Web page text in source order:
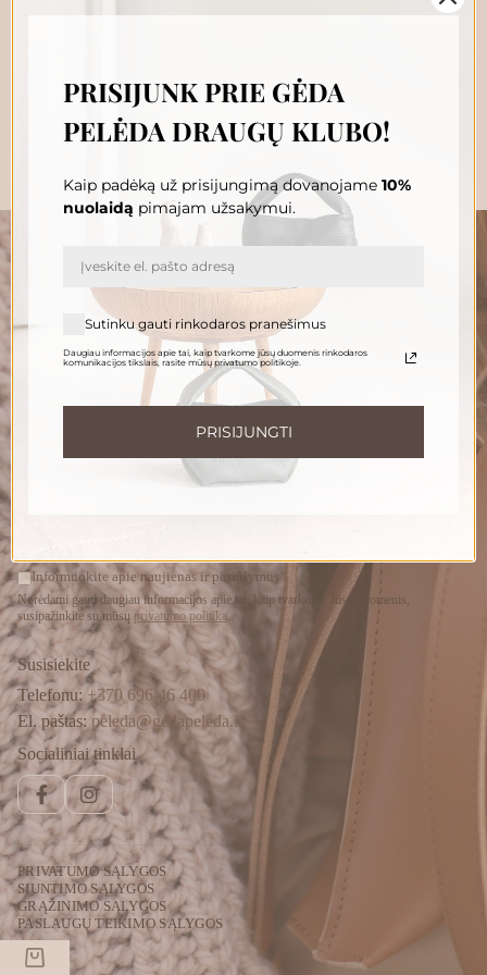
229.00
„GĖDA PELĖDA“ NAUJIENŲ
PRENUMERATA
Prenumeruokite, susipažinkite su nauja Pelėda ir gaukite
išskirtinius pasiūlymus tiesiai į savo pašto dėžutę.
Informuokite apie naujienas ir pasiūlymus
Norėdami gauti daugiau informacijos apie tai, kaip tvarkome Jūsų duomenis,
susipažinkite su mūsų privatumo politika.
Susisiekite
Telefonu: +370 696 46 400
El. paštas: peleda@gedapeleda.lt
Socialiniai tinklai
FacebookInstagram
PRIVATUMO SĄLYGOS
SIUNTIMO SĄLYGOS
GRĄŽINIMO SĄLYGOS
PASLAUGŲ TEIKIMO SĄLYGOS
PRISIJUNK PRIE GĖDA
PELĖDA DRAUGŲ KLUBO!
Kaip padėką už prisijungimą dovanojame 10%
nuolaidą pimajam užsakymui.
Sutinku gauti rinkodaros pranešimus
Daugiau informacijos apie tai, kaip tvarkome jūsų duomenis rinkodaros
komunikacijos tikslais, rasite mūsų privatumo politikoje.
PRISIJUNGTI